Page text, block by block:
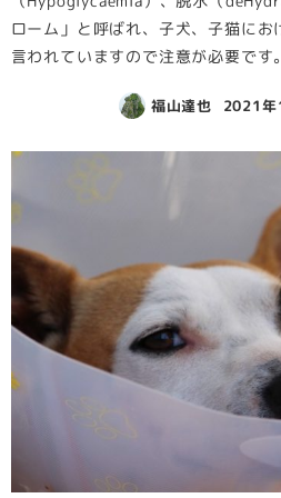
ローム」と呼ばれ、子犬、子猫に
言われていますので注意が必要です。
福山達也 2021年